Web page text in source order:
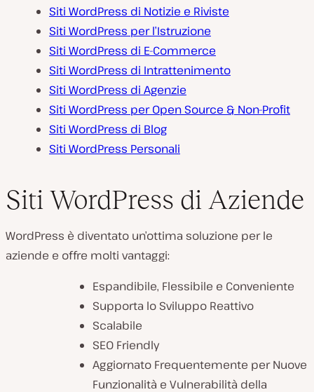
Siti WordPress di Notizie e Riviste
Siti WordPress per l’Istruzione
Siti WordPress di E-Commerce
Siti WordPress di Intrattenimento
Siti WordPress di Agenzie
Siti WordPress per Open Source & Non-Profit
Siti WordPress di Blog
Siti WordPress Personali
Siti WordPress di Aziende
WordPress è diventato un’ottima soluzione per le
aziende e offre molti vantaggi:
Espandibile, Flessibile e Conveniente
Supporta lo Sviluppo Reattivo
Scalabile
SEO Friendly
Aggiornato Frequentemente per Nuove
Funzionalità e Vulnerabilità della